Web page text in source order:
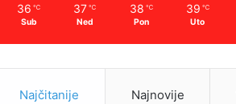
36 ℃
Sub
37 ℃
Ned
38 ℃
Pon
39 ℃
Uto
Najčitanije Najnovije